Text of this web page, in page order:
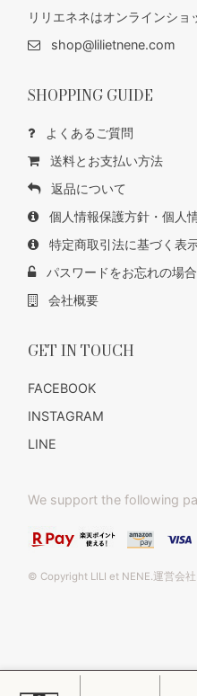
リリエネネはオンラインショ
shop@lilietnene.com
SHOPPING GUIDE
よくあるご質問
送料とお支払い方法
返品について
個人情報保護方針・個人
特定商取引法に基づく表
パスワードをお忘れの場合
会社概要
GET IN TOUCH
FACEBOOK
INSTAGRAM
LINE
We support the following
© Copyright LILI et NENE.運営会